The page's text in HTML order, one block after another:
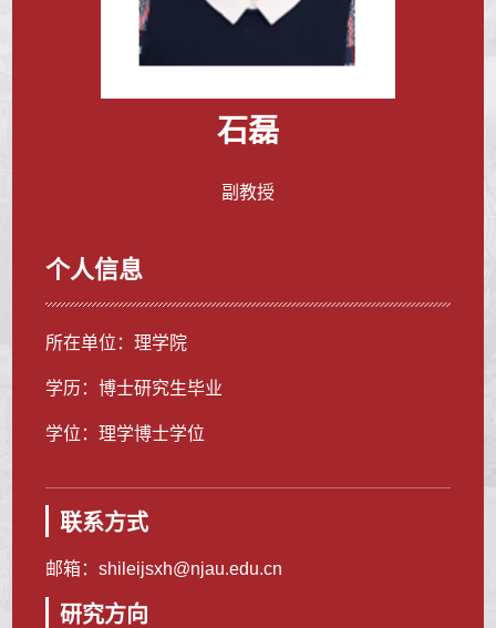
石磊
副教授
个人信息
所在单位：理学院
学历：博士研究生毕业
学位：理学博士学位
联系方式
邮箱：shileijsxh@njau.edu.cn
研究方向